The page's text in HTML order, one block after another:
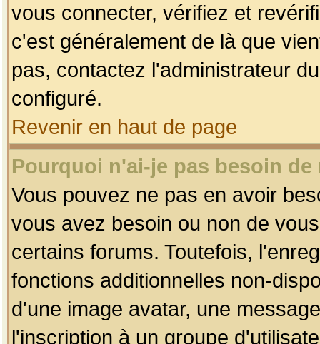
vous connecter, vérifiez et
c'est généralement de là que
pas, contactez l'administrateur
configuré.
Revenir en haut de page
Pourquoi n'ai-je pas besoin
Vous pouvez ne pas en avoir
vous avez besoin ou non de
certains forums. Toutefois,
fonctions additionnelles non-
d'une image avatar, une
l'inscription à un groupe